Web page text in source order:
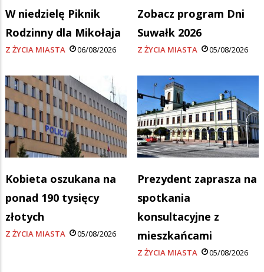
W niedzielę Piknik
Rodzinny dla Mikołaja
Z ŻYCIA MIASTA 06/08/2026
Zobacz program Dni
Suwałk 2026
Z ŻYCIA MIASTA 05/08/2026
Kobieta oszukana na
ponad 190 tysięcy
złotych
Z ŻYCIA MIASTA 05/08/2026
Prezydent zaprasza na
spotkania
konsultacyjne z
mieszkańcami
Z ŻYCIA MIASTA 05/08/2026